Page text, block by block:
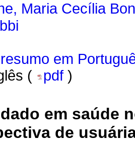
Maria Cecília
resumo em
( pdf )
em saúde
de